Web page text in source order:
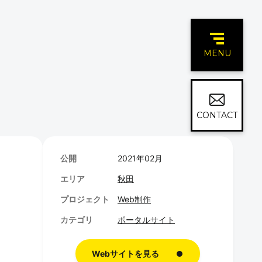
MENU
CONTACT
公開 2021年02月
エリア 秋田
プロジェクト Web制作
カテゴリ ポータルサイト
Webサイトを見る